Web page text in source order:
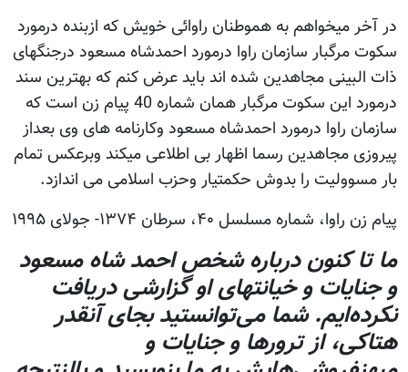
در آخر میخواهم به هموطنان راوائی خویش که ازبنده درمورد
سکوت مرگبار سازمان راوا درمورد احمدشاه مسعود درجنگهای
ذات البینی مجاهدین شده اند باید عرض کنم که بهترین سند
درمورد این سکوت مرگبار همان شماره 40 پیام زن است که
سازمان راوا درمورد احمدشاه مسعود وکارنامه های وی بعداز
پیروزی مجاهدین رسما اظهار بی اطلاعی میکند وبرعکس تمام
بار مسوولیت را بدوش حکمتیار وحزب اسلامی می اندازد.
پيام زن راوا، شماره مسلسل ۴۰، سرطان ۱۳۷۴- جولای ۱٩٩۵
ما تا كنون‌ درباره‌ شخص‌ احمد شاه ‌مسعود
و جنایات‌ و خیانتهای‌ او گزارشی‌ دریافت‌
نكرده‌ایم‌. شما می‌توانستید بجای‌ آنقدر
هتاكی‌، از ترورها و جنایات‌ و